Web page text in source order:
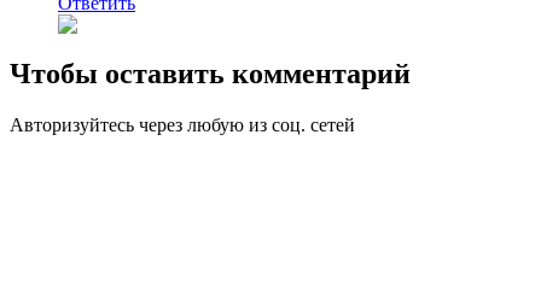
Чтобы оставить комментарий
Авторизуйтесь через любую из соц. сетей